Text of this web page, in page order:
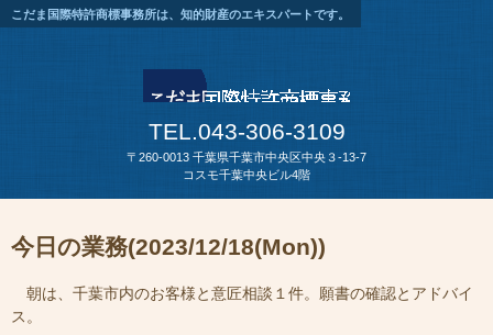
こだま国際特許商標事務所は、知的財産のエキスパートです。
TEL.043-306-3109
〒260-0013 千葉県千葉市中央区中央３-13-7
コスモ千葉中央ビル4階
今日の業務(2023/12/18(Mon))
朝は、千葉市内のお客様と意匠相談１件。願書の確認とアドバイ
ス。